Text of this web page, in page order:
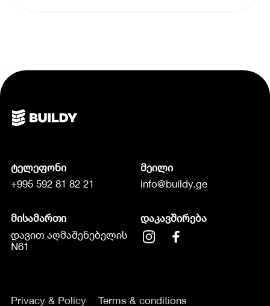
ტელეფონი
+995 592 81 82 21
მეილი
info@buildy.ge
მისამართი
დავით აღმაშენებელის
N61
დაკავშირება
Privacy & Policy Terms & conditions